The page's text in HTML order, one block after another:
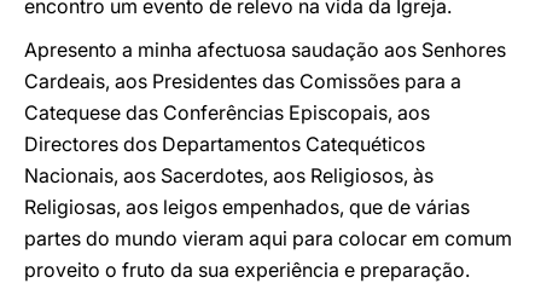
encontro um evento de relevo na vida da Igreja.
Apresento a minha afectuosa saudação aos Senhores
Cardeais, aos Presidentes das Comissões para a
Catequese das Conferências Episcopais, aos
Directores dos Departamentos Catequéticos
Nacionais, aos Sacerdotes, aos Religiosos, às
Religiosas, aos leigos empenhados, que de várias
partes do mundo vieram aqui para colocar em comum
proveito o fruto da sua experiência e preparação.